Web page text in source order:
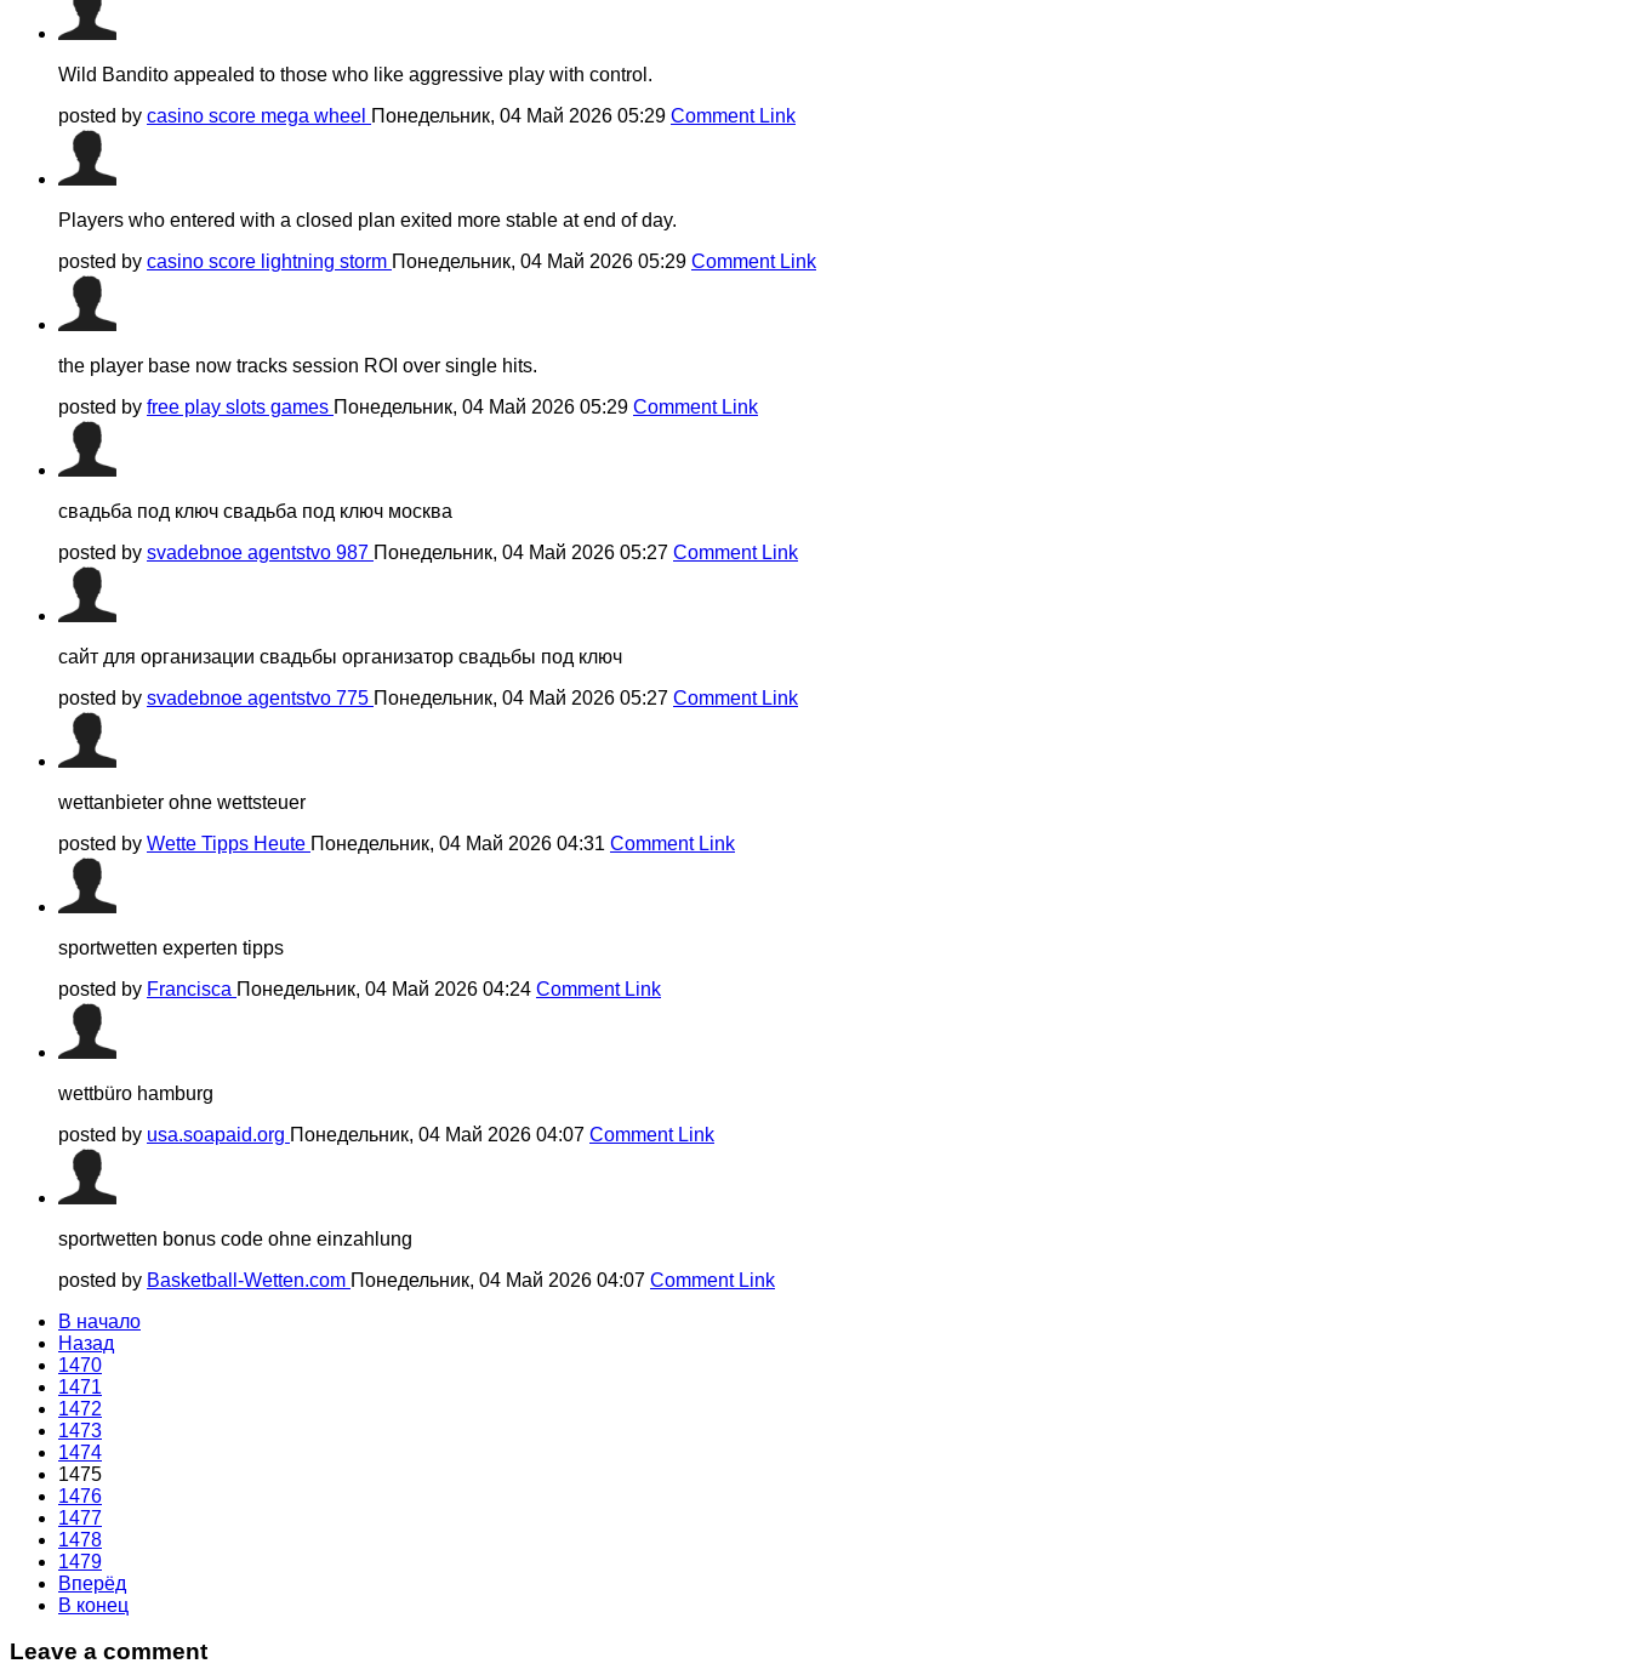
Wild Bandito appealed to those who like aggressive play with control.
posted by casino score mega wheel Понедельник, 04 Май 2026 05:29 Comment Link
Players who entered with a closed plan exited more stable at end of day.
posted by casino score lightning storm Понедельник, 04 Май 2026 05:29 Comment Link
the player base now tracks session ROI over single hits.
posted by free play slots games Понедельник, 04 Май 2026 05:29 Comment Link
свадьба под ключ свадьба под ключ москва
posted by svadebnoe agentstvo 987 Понедельник, 04 Май 2026 05:27 Comment Link
сайт для организации свадьбы организатор свадьбы под ключ
posted by svadebnoe agentstvo 775 Понедельник, 04 Май 2026 05:27 Comment Link
wettanbieter ohne wettsteuer
posted by Wette Tipps Heute Понедельник, 04 Май 2026 04:31 Comment Link
sportwetten experten tipps
posted by Francisca Понедельник, 04 Май 2026 04:24 Comment Link
wettbüro hamburg
posted by usa.soapaid.org Понедельник, 04 Май 2026 04:07 Comment Link
sportwetten bonus code ohne einzahlung
posted by Basketball-Wetten.com Понедельник, 04 Май 2026 04:07 Comment Link
В начало
Назад
1470
1471
1472
1473
1474
1475
1476
1477
1478
1479
Вперёд
В конец
Leave a comment